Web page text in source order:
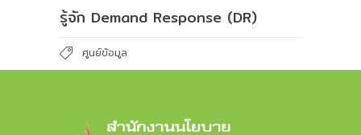
รู้จัก Demand Response (DR)
ศูนย์ข้อมูล